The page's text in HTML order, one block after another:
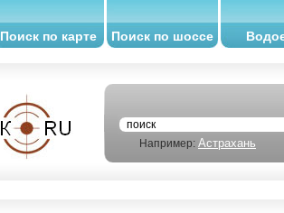
Поиск по карте Поиск по шоссе
Например: Астрахань